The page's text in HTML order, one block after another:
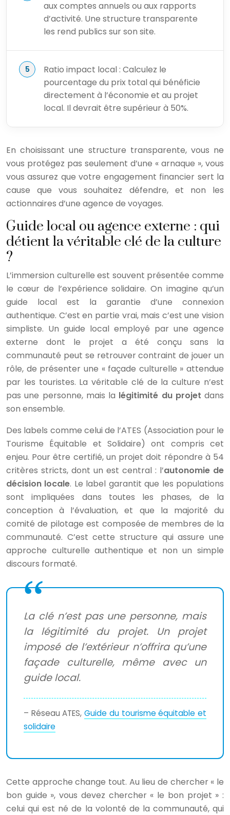
aux comptes annuels ou aux rapports
d’activité. Une structure transparente
les rend publics sur son site.
Ratio impact local : Calculez le
pourcentage du prix total qui bénéficie
directement à l’économie et au projet
local. Il devrait être supérieur à 50%.
En choisissant une structure transparente, vous ne
vous protégez pas seulement d’une « arnaque », vous
vous assurez que votre engagement financier sert la
cause que vous souhaitez défendre, et non les
actionnaires d’une agence de voyages.
Guide local ou agence externe : qui
détient la véritable clé de la culture
?
L’immersion culturelle est souvent présentée comme
le cœur de l’expérience solidaire. On imagine qu’un
guide local est la garantie d’une connexion
authentique. C’est en partie vrai, mais c’est une vision
simpliste. Un guide local employé par une agence
externe dont le projet a été conçu sans la
communauté peut se retrouver contraint de jouer un
rôle, de présenter une « façade culturelle » attendue
par les touristes. La véritable clé de la culture n’est
pas une personne, mais la légitimité du projet dans
son ensemble.
Des labels comme celui de l’ATES (Association pour le
Tourisme Équitable et Solidaire) ont compris cet
enjeu. Pour être certifié, un projet doit répondre à 54
critères stricts, dont un est central : l’autonomie de
décision locale. Le label garantit que les populations
sont impliquées dans toutes les phases, de la
conception à l’évaluation, et que la majorité du
comité de pilotage est composée de membres de la
communauté. C’est cette structure qui assure une
approche culturelle authentique et non un simple
discours formaté.
La clé n’est pas une personne, mais
la légitimité du projet. Un projet
imposé de l’extérieur n’offrira qu’une
façade culturelle, même avec un
guide local.
– Réseau ATES,Guide du tourisme équitable et
solidaire
Cette approche change tout. Au lieu de chercher « le
bon guide », vous devez chercher « le bon projet » :
celui qui est né de la volonté de la communauté, qui